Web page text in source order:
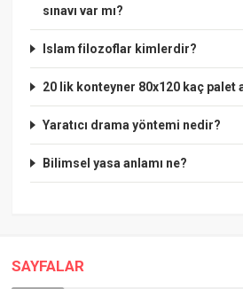
sınavı var mı?
Islam filozoflar kimlerdir?
20 lik konteyner 80x120 kaç palet
Yaratıcı drama yöntemi nedir?
Bilimsel yasa anlamı ne?
SAYFALAR